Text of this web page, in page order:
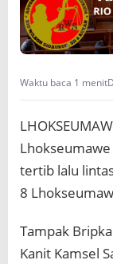
Waktu baca 1 menit
tertib lalu
8
Tampak
Kanit Kamsel